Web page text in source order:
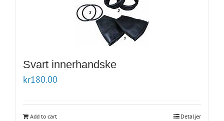
Svart innerhandske
kr180.00
Add to cart Detaljer